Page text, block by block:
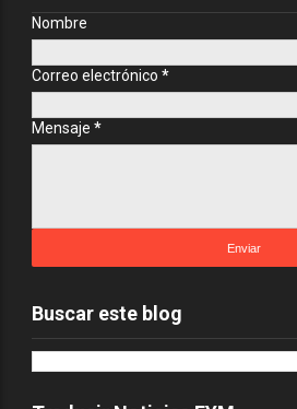
Nombre
Correo electrónico *
Mensaje *
Buscar este blog